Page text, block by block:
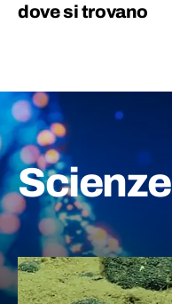
dove si trovano
Scienze